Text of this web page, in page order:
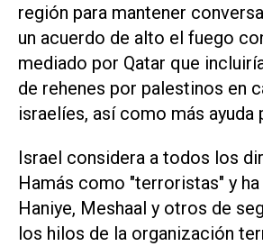
región para mantener
un acuerdo de alto el fuego
mediado por Qatar que
de rehenes por palestinos en
israelíes, así como más ayuda
Israel considera a todos los
Hamás como "terroristas" y
Haniye, Meshaal y otros de
los hilos de la organización